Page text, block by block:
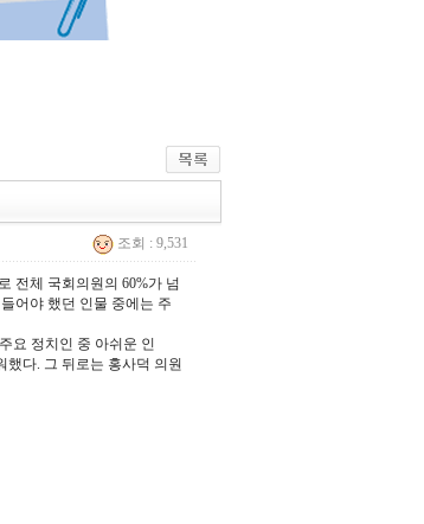
조회 : 9,531
전체 국회의원의 60%가 넘
어야 했던 인물 중에는 주
요 정치인 중 아쉬운 인
했다. 그 뒤로는 홍사덕 의원